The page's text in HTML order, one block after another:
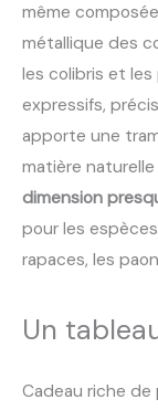
même
métallique des
les colibris et
expressifs,
apporte une
matière
dimension
pour les
rapaces, les
Un
Cadeau riche